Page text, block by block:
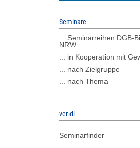
Seminare
... Seminarreihen DGB-
NRW
... in Kooperation mit
... nach Zielgruppe
... nach Thema
ver.di
Seminarfinder